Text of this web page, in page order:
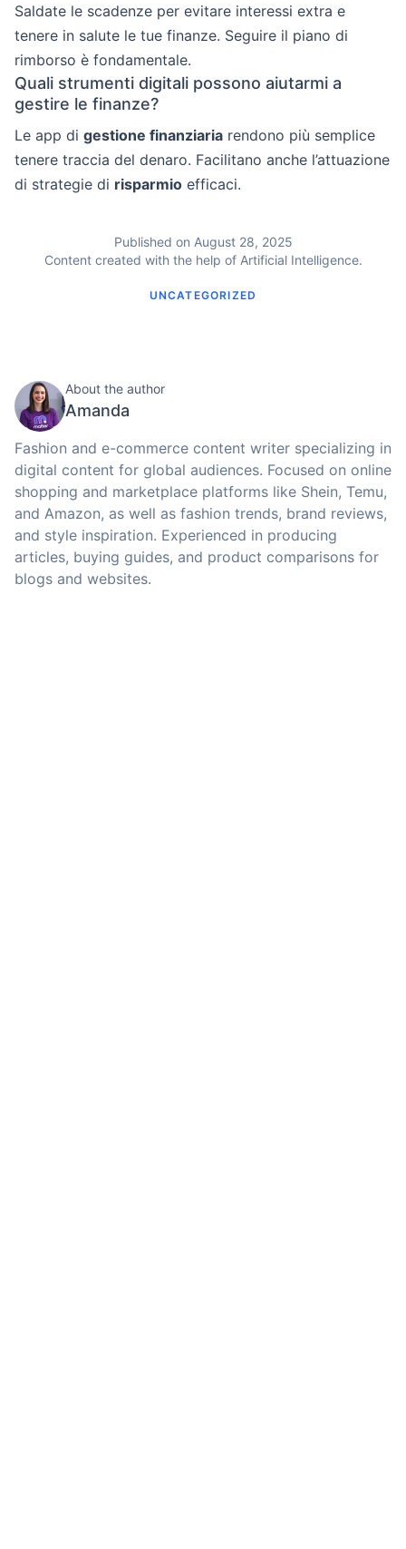
Saldate le scadenze per evitare interessi extra e
tenere in salute le tue finanze. Seguire il piano di
rimborso è fondamentale.
Quali strumenti digitali possono aiutarmi a
gestire le finanze?
Le app di gestione finanziaria rendono più semplice
tenere traccia del denaro. Facilitano anche l’attuazione
di strategie di risparmio efficaci.
Published on August 28, 2025
Content created with the help of Artificial Intelligence.
UNCATEGORIZED
About the author
Amanda
Fashion and e-commerce content writer specializing in
digital content for global audiences. Focused on online
shopping and marketplace platforms like Shein, Temu,
and Amazon, as well as fashion trends, brand reviews,
and style inspiration. Experienced in producing
articles, buying guides, and product comparisons for
blogs and websites.